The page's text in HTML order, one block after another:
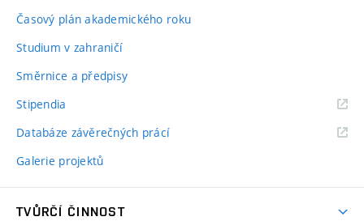
Časový plán akademického roku
Studium v zahraničí
Směrnice a předpisy
Stipendia
Databáze závěrečných prácí
Galerie projektů
TVŮRČÍ ČINNOST